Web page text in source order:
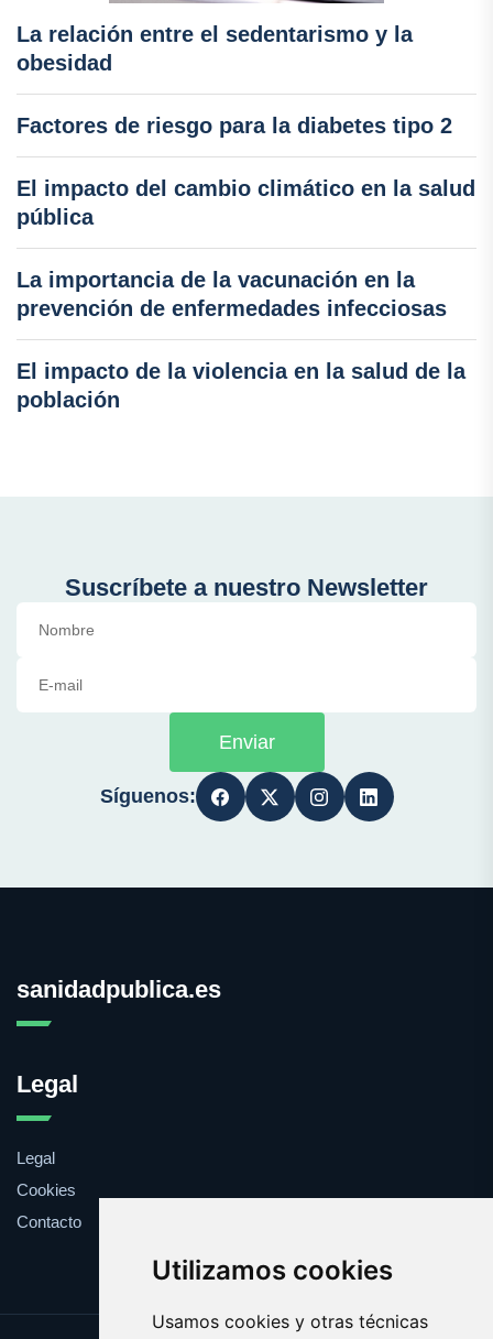
Utilizamos cookies
Usamos cookies y otras técnicas
La relación entre el sedentarismo y la
obesidad
Factores de riesgo para la diabetes tipo 2
El impacto del cambio climático en la salud
pública
La importancia de la vacunación en la
prevención de enfermedades infecciosas
El impacto de la violencia en la salud de la
población
Suscríbete a nuestro Newsletter
Enviar
Síguenos:
sanidadpublica.es
Legal
Legal
Cookies
Contacto